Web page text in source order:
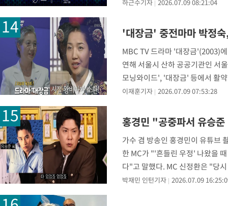
하근수기자 2026.07.09 08:21:04
'대장금' 중전마마 박정
MBC TV 드라마 '대장금'(2003)
연해 서울시 산하 공공기관인 서
모닝와이드', '대장금' 등에서 활
이재훈기자 2026.07.09 07:53:28
홍경민 "공중파서 유승
가수 겸 방송인 홍경민이 유튜브
한 MC가 "'흔들린 우정' 나왔을
다"고 말했다. MC 신정환은 "당
박재민 인턴기자 2026.07.09